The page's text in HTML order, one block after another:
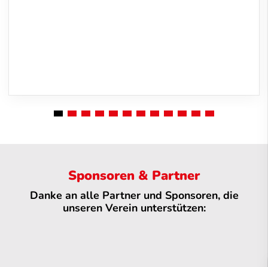
Sponsoren & Partner
Danke an alle Partner und Sponsoren, die
unseren Verein unterstützen: